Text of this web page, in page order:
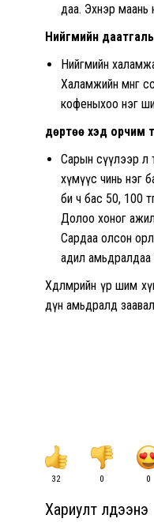
даа. Эхнэр маань
Нийгмийн
Нийгмийн
Халамжийн мөнгө
кофеныхоо нэг
Өдөртөө хэд орчим
Сарын сүүлээр л
хүмүүс чинь нэг
би ч бас 50, 100
Долоо хоног
Сардаа олсон
адил амьдралдаа
Хөдөлмөрийн үр шим
дүн амьдралд
32 0 0
Хариулт үлдээнэ үү